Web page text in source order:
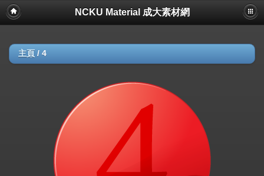
NCKU Material 成大素材網
主頁 / 4